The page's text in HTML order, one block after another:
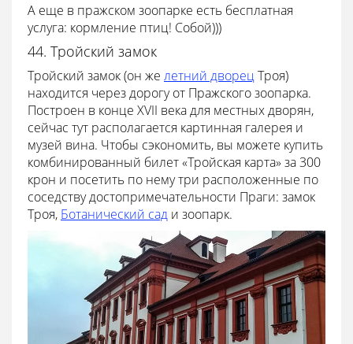
А еще в пражском зоопарке есть бесплатная
услуга: кормление птиц! Собой)))
44. Тройский замок
Тройский замок (он же летний дворецТроя)
находится через дорогу от Пражского зоопарка.
Построен в конце XVII века для местных дворян,
сейчас тут располагается картинная галерея и
музей вина. Чтобы сэкономить, вы можете купить
комбинированный билет «Тройская карта» за 300
крон и посетить по нему три расположенные по
соседству достопримечательности Праги: замок
Троя, Ботанический сад и зоопарк.